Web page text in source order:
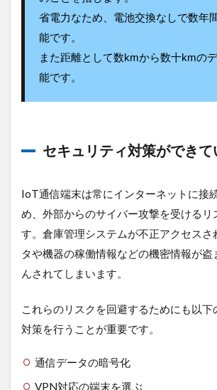
省電力なため、電池交換なしで数年
能です。
また距離として数kmから数十kmの
能です。
セキュリティ対策ができて
IoT通信端末は常にインターネットに接
め、外部からのサイバー攻撃を受けるリ
す。倉庫管理システムが不正アクセスさ
タや機器の稼働情報などの機密情報が盗
んされてしまいます。
これらのリスクを回避するためにも以下
対策を行うことが重要です。
通信データの暗号化
VPN対応の端末を選ぶ